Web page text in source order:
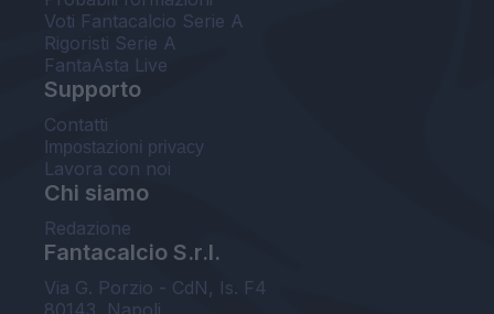
Voti Fantacalcio Serie A
Rigoristi Serie A
FantaAsta Live
Supporto
Contatti
Impostazioni privacy
Lavora con noi
Chi siamo
Redazione
Fantacalcio S.r.l.
Via G. Porzio - CdN, Is. F4